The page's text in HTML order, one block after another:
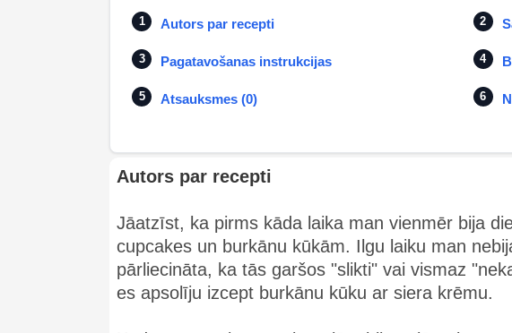
Autors par recepti
Pagatavošanas instrukcijas
Atsauksmes (0)
Autors par recepti
Jāatzīst, ka pirms kāda laika man vienmēr bija
cupcakes un burkānu kūkām. Ilgu laiku man
pārliecināta, ka tās garšos "slikti" vai vismaz
es apsolīju izcept burkānu kūku ar siera krēmu.